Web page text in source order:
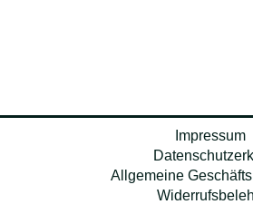
Impressum
Allgemeine